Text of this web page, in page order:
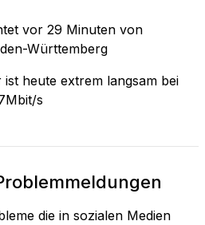
vor 29 Minuten von
Württemberg
heute extrem langsam bei
s
die in sozialen Medien